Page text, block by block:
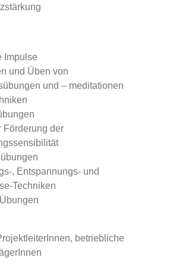
Impulse
und Üben von
und – meditationen
Förderung der
, Entspannungs- und
Techniken
betriebliche